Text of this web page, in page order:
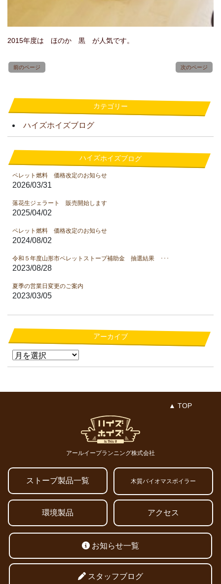
2015年度は ほのか 黒 が人気です。
前のページ 次のページ
カテゴリー
ハイズホイズブログ
ハイズホイズブログ
ペレット燃料 価格改定のお知らせ
2026/03/31
落花生ジェラート 販売開始します
2025/04/02
ペレット燃料 価格改定のお知らせ
2024/08/02
令和５年度山形市ペレットストーブ補助金 抽選結果 ･･･
2023/08/28
夏季の営業日変更のご案内
2023/03/05
アーカイブ
▲ TOP
アールイープランニング株式会社
ストーブ製品一覧 木質バイオマスボイラー
環境製品 アクセス
お知らせ一覧
スタッフブログ